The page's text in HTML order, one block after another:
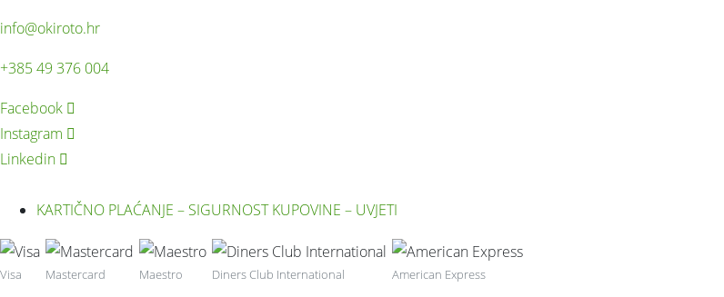
info@okiroto.hr
+385 49 376 004
Facebook
Instagram
Linkedin
KARTIČNO PLAĆANJE – SIGURNOST KUPOVINE – UVJETI
Visa Mastercard Maestro Diners Club International American Express